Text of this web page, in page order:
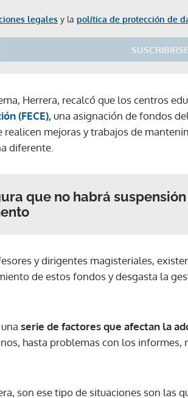
legales y la política de protección de
SUSCRIBIRSE
Herrera, recalcó que los centros
(FECE),una asignación de fondos
realicen mejoras y trabajos de
diferente.
que no habrá
y dirigentes magisteriales,
de estos fondos y desgasta la
serie de factores que afectan la
hasta problemas con los
son ese tipo de situaciones son las